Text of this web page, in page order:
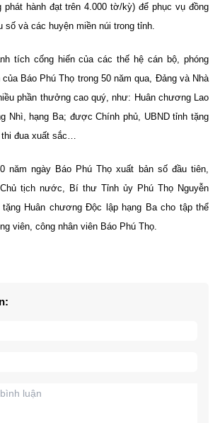
hành đạt trên 4.000 tờ/kỳ) để phục vụ đồng
số và các huyện miền núi trong tỉnh.
tích cống hiến của các thế hệ cán bộ, phóng
Báo Phú Thọ trong 50 năm qua, Đảng và Nhà
phần thưởng cao quý, như: Huân chương Lao
Nhì, hạng Ba; được Chính phủ, UBND tỉnh tặng
đua xuất sắc…
năm ngày Báo Phú Thọ xuất bản số đầu tiên,
tịch nước, Bí thư Tỉnh ủy Phú Thọ Nguyễn
tặng Huân chương Độc lập hạng Ba cho tập thể
viên, công nhân viên Báo Phú Thọ.